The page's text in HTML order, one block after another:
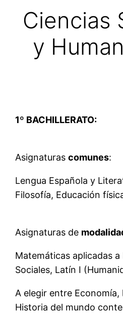
Ciencias
y
1º BACHILLERATO:
Asignaturascomunes:
Lengua Española y
Filosofía, Educación
Asignaturas de
Matemáticas aplicadas a
Sociales, Latín I
A elegir entre
Historia del mundo